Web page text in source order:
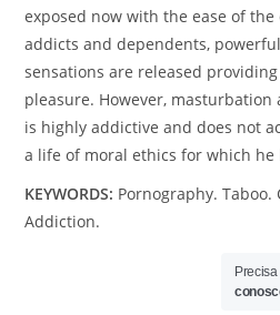
exposed now with the ease of
addicts and dependents,
sensations are released
pleasure. However,
is highly addictive and does not
a life of moral ethics for which he
KEYWORDS: Pornography. Taboo.
Addiction.